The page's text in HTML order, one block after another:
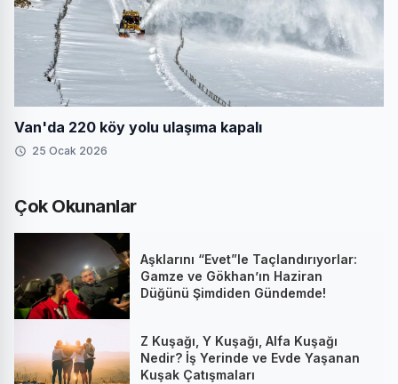
Van'da 220 köy yolu ulaşıma kapalı
25 Ocak 2026
Çok Okunanlar
Aşklarını “Evet”le Taçlandırıyorlar:
Gamze ve Gökhan’ın Haziran
Düğünü Şimdiden Gündemde!
Z Kuşağı, Y Kuşağı, Alfa Kuşağı
Nedir? İş Yerinde ve Evde Yaşanan
Kuşak Çatışmaları